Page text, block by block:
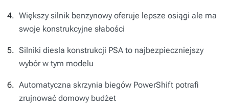
Większy silnik benzynowy oferuje lepsze osiągi ale ma
swoje konstrukcyjne słabości
Silniki diesla konstrukcji PSA to najbezpieczniejszy
wybór w tym modelu
Automatyczna skrzynia biegów PowerShift potrafi
zrujnować domowy budżet